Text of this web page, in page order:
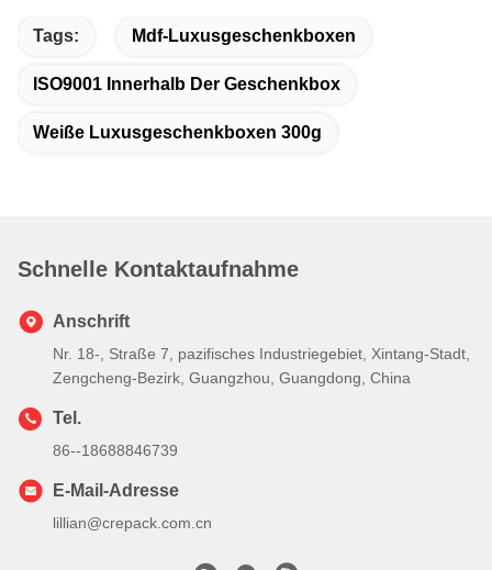
Tags: Mdf-Luxusgeschenkboxen
ISO9001 Innerhalb Der Geschenkbox
Weiße Luxusgeschenkboxen 300g
Schnelle Kontaktaufnahme
Anschrift
Nr. 18-, Straße 7, pazifisches Industriegebiet, Xintang-Stadt,
Zengcheng-Bezirk, Guangzhou, Guangdong, China
Tel.
86--18688846739
E-Mail-Adresse
lillian@crepack.com.cn